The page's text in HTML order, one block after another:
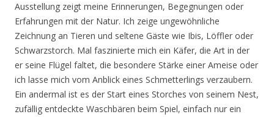
Ausstellung zeigt meine Erinnerungen, Begegnungen oder
Erfahrungen mit der Natur. Ich zeige ungewöhnliche
Zeichnung an Tieren und seltene Gäste wie Ibis, Löffler oder
Schwarzstorch. Mal faszinierte mich ein Käfer, die Art in der
er seine Flügel faltet, die besondere Stärke einer Ameise oder
ich lasse mich vom Anblick eines Schmetterlings verzaubern.
Ein andermal ist es der Start eines Storches von seinem Nest,
zufällig entdeckte Waschbären beim Spiel, einfach nur ein